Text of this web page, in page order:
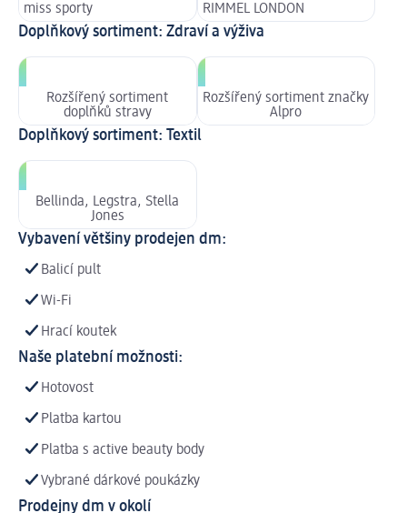
miss sporty RIMMEL LONDON
Doplňkový sortiment: Zdraví a výživa
Rozšířený sortiment
doplňků stravy
Rozšířený sortiment značky
Alpro
Doplňkový sortiment: Textil
Bellinda, Legstra, Stella
Jones
Vybavení většiny prodejen dm:
Balicí pult
Wi-Fi
Hrací koutek
Naše platební možnosti:
Hotovost
Platba kartou
Platba s active beauty body
Vybrané dárkové poukázky
Prodejny dm v okolí